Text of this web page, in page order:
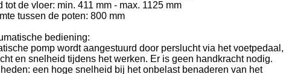
tot de vloer: min. 411 mm - max. 1125 mm
tussen de poten: 800 mm
bediening:
pomp wordt aangestuurd door perslucht via het voetpedaal,
en snelheid tijdens het werken. Er is geen handkracht nodig.
een hoge snelheid bij het onbelast benaderen van het